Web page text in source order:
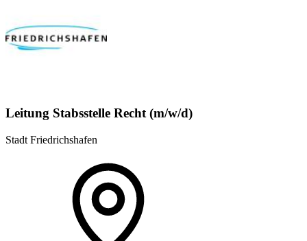
Leitung Stabsstelle Recht (m/w/d)
Stadt Friedrichshafen